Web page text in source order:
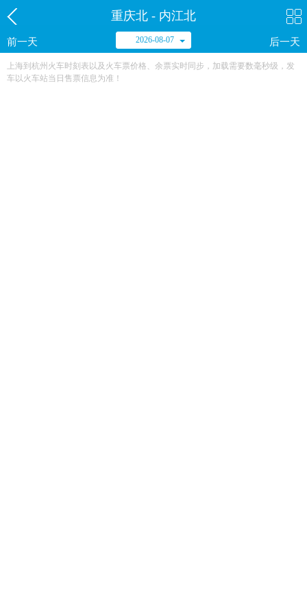
重庆北 - 内江北
前一天 2026-08-07 后一天
上海到杭州火车时刻表以及火车票价格、余票实时同步，加载需要数毫秒级，发
车以火车站当日售票信息为准！